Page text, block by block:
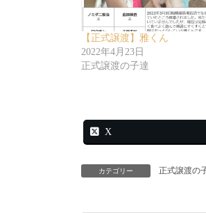
【正式譲渡】雅くん
2022年4月23日
正式譲渡の子達
X
カテゴリー 正式譲渡の